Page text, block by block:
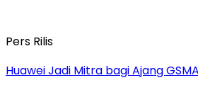
Pers Rilis
Huawei Jadi Mitra bagi Ajang